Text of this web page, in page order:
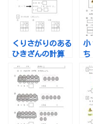
くりさがりのある
ひきざんの計算
め)